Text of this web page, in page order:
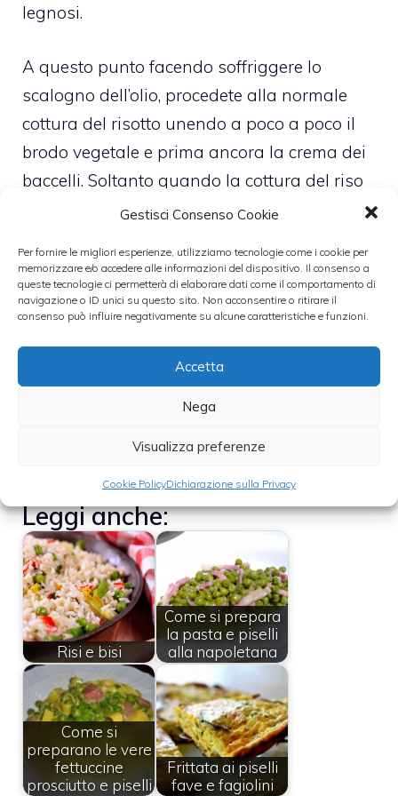
Gestisci Consenso Cookie
Per fornire le migliori esperienze, utilizziamo tecnologie come i cookie per
memorizzare e/o accedere alle informazioni del dispositivo. Il consenso a
queste tecnologie ci permetterà di elaborare dati come il comportamento di
navigazione o ID unici su questo sito. Non acconsentire o ritirare il
consenso può influire negativamente su alcune caratteristiche e funzioni.
Accetta
Nega
Visualizza preferenze
Cookie PolicyDichiarazione sulla Privacy
legnosi.
A questo punto facendo soffriggere lo
scalogno dell’olio, procedete alla normale
cottura del risotto unendo a poco a poco il
brodo vegetale e prima ancora la crema dei
baccelli. Soltanto quando la cottura del riso
sarà ultimata aggiungete i piselli che
lasciate insaporire per qualche minuto
prima di servire in tavola.
Nessuna limitazione rispetto alle spezie. La
menta, ad esempio, potrebbe rendere questo
piatto lontano dalla tradizione
gustoso e fresco in vista dell’estate.
Leggi anche:
Risi e bisi
Come si prepara
la pasta e piselli
alla napoletana
Come si
preparano le vere
fettuccine
prosciutto e piselli
Frittata ai piselli
fave e fagiolini